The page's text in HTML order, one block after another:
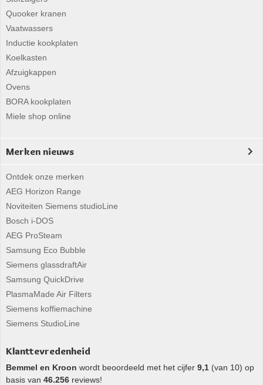
Quooker kranen
Vaatwassers
Inductie kookplaten
Koelkasten
Afzuigkappen
Ovens
BORA kookplaten
Miele shop online
Merken nieuws
Ontdek onze merken
AEG Horizon Range
Noviteiten Siemens studioLine
Bosch i-DOS
AEG ProSteam
Samsung Eco Bubble
Siemens glassdraftAir
Samsung QuickDrive
PlasmaMade Air Filters
Siemens koffiemachine
Siemens StudioLine
Klanttevredenheid
Bemmel en Kroon wordt beoordeeld met het cijfer 9,1 (van 10) op
basis van 46.256 reviews!